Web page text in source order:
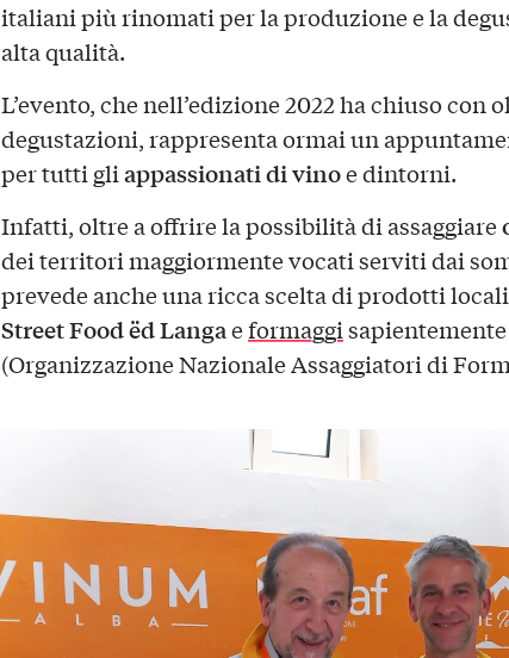
italiani più rinomati per la produzione e la
alta qualità.
L’evento, che nell’edizione 2022 ha chiuso con
degustazioni, rappresenta ormai un
per tutti gliappassionati di vinoe dintorni.
Infatti, oltre a offrire la possibilità di assaggiare
dei territori maggiormente vocati serviti dai
prevede anche una ricca scelta di prodotti
Street Food ëd Langaeformaggi
(Organizzazione Nazionale Assaggiatori di